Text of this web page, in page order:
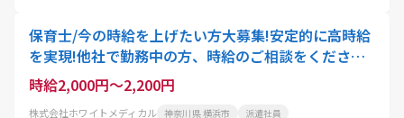
保育士/今の時給を上げたい方大募集!安定的に高時給
を実現!他社で勤務中の方、時給のご相談をください!/
副業OK/扶養内OK
時給2,000円～2,200円
株式会社ホワイトメディカル 神奈川県 横浜市 派遣社員